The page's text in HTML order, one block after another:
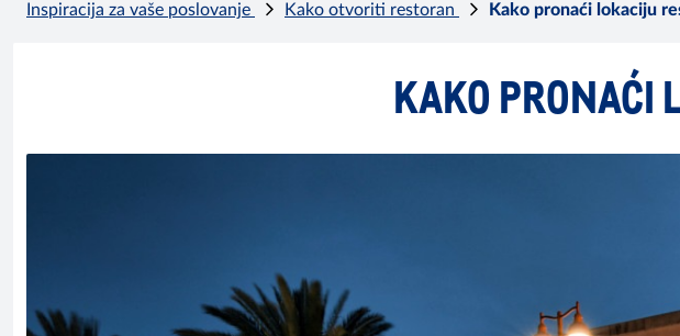
Inspiracija za vaše poslovanje Kako otvoriti restoran Kako pronaći lokaciju
KAKO PRONAĆI